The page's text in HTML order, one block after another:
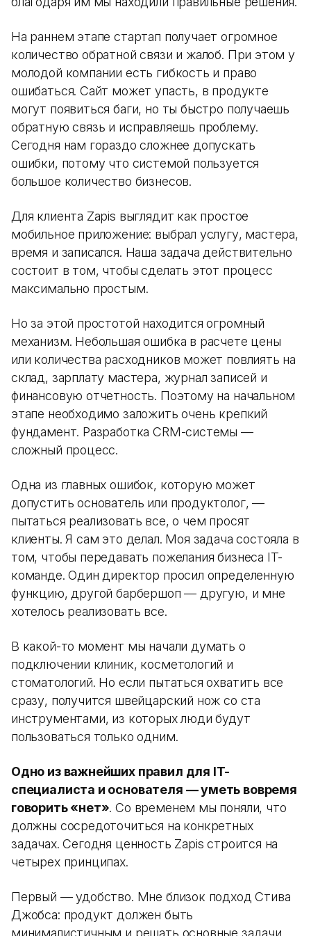
На раннем этапе стартап получает огромное
количество обратной связи и жалоб. При этом у
молодой компании есть гибкость и право
ошибаться. Сайт может упасть, в продукте
могут появиться баги, но ты быстро получаешь
обратную связь и исправляешь проблему.
Сегодня нам гораздо сложнее допускать
ошибки, потому что системой пользуется
большое количество бизнесов.
Для клиента Zapis выглядит как простое
мобильное приложение: выбрал услугу, мастера,
время и записался. Наша задача действительно
состоит в том, чтобы сделать этот процесс
максимально простым.
Но за этой простотой находится огромный
механизм. Небольшая ошибка в расчете цены
или количества расходников может повлиять на
склад, зарплату мастера, журнал записей и
финансовую отчетность. Поэтому на начальном
этапе необходимо заложить очень крепкий
фундамент. Разработка CRM-системы —
сложный процесс.
Одна из главных ошибок, которую может
допустить основатель или продуктолог, —
пытаться реализовать все, о чем просят
клиенты. Я сам это делал. Моя задача состояла в
том, чтобы передавать пожелания бизнеса IT-
команде. Один директор просил определенную
функцию, другой барбершоп — другую, и мне
хотелось реализовать все.
В какой-то момент мы начали думать о
подключении клиник, косметологий и
стоматологий. Но если пытаться охватить все
сразу, получится швейцарский нож со ста
инструментами, из которых люди будут
пользоваться только одним.
Одно из важнейших правил для IT-
специалиста и основателя — уметь вовремя
говорить «нет». Со временем мы поняли, что
должны сосредоточиться на конкретных
задачах. Сегодня ценность Zapis строится на
четырех принципах.
Первый — удобство. Мне близок подход Стива
Джобса: продукт должен быть
минималистичным и решать основные задачи.